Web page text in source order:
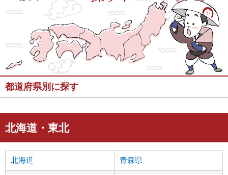
都道府県別に探す
北海道・東北
北海道 青森県